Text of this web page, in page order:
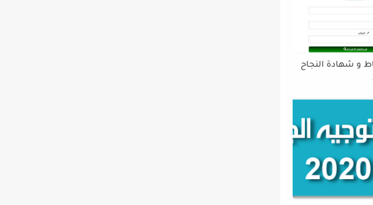
شهادة النجاح